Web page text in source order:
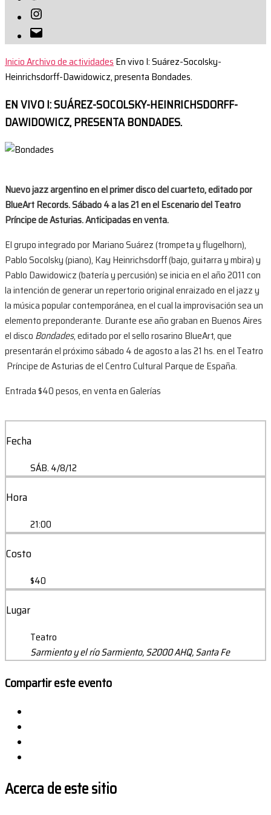
Instagram
Correo
electrónico
InicioArchivo de actividadesEn vivo I: Suárez-Socolsky-
Heinrichsdorff-Dawidowicz, presenta Bondades.
EN VIVO I: SUÁREZ-SOCOLSKY-HEINRICHSDORFF-
DAWIDOWICZ, PRESENTA BONDADES.
Nuevo jazz argentino en el primer disco del cuarteto, editado por
BlueArt Records.Sábado 4 a las 21 en el Escenario del Teatro
Príncipe de Asturias. Anticipadas en venta.
El grupo integrado por Mariano Suárez (trompeta y flugelhorn),
Pablo Socolsky (piano), Kay Heinrichsdorff (bajo, guitarra y mbira) y
Pablo Dawidowicz (batería y percusión) se inicia en el año 2011 con
la intención de generar un repertorio original enraizado en el jazz y
la música popular contemporánea, en el cual la improvisación sea un
elemento preponderante. Durante ese año graban en Buenos Aires
el disco Bondades, editado por el sello rosarino BlueArt, que
presentarán el próximo sábado 4 de agosto a las 21 hs. en el Teatro
Príncipe de Asturias de el Centro Cultural Parque de España.
Entrada $40 pesos, en venta en Galerías
Fecha
SÁB. 4/8/12
Hora
21:00
Costo
$40
Lugar
Teatro
Sarmiento y el río Sarmiento, S2000 AHQ, Santa Fe
Compartir este evento
Acerca de este sitio